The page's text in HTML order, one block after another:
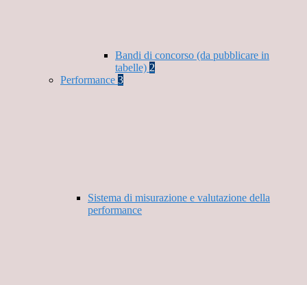
Bandi di concorso (da pubblicare in
tabelle) 2
Performance 3
Sistema di misurazione e valutazione della
performance